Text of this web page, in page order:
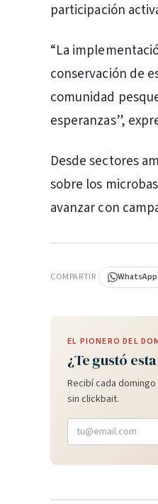
participación
“La
conservación de
comunidad
esperanzas”,
Desde sectores
sobre los
avanzar con
COMPARTIR WhatsApp
EL PIONERO DEL
¿Te gustó
Recibí cada
sin clickbait.